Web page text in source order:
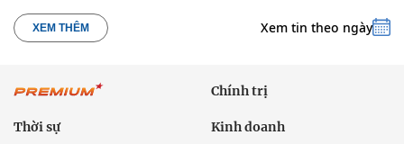
XEM THÊM Xem tin theo ngày
Chính trị
Thời sự Kinh doanh